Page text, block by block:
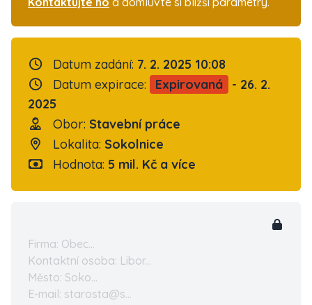
Datum zadání: 7. 2. 2025 10:08
Datum expirace:
Expirovaná
- 26. 2.
2025
Obor: Stavební práce
Lokalita: Sokolnice
Hodnota: 5 mil. Kč a více
Firma: Obec...
Kontaktní osoba: Libor...
Město: Soko...
E-mail: starosta@s...